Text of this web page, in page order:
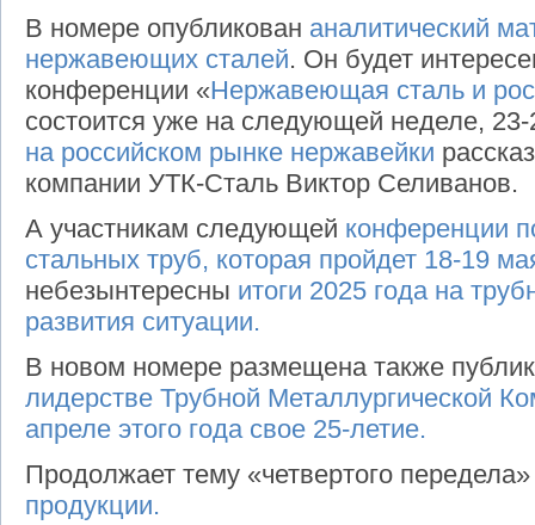
В номере опубликован аналитический
нержавеющих сталей. Он будет
конференции «Нержавеющая сталь и
состоится уже на следующей неделе,
на российском рынке нержавейки
компании УТК-Сталь Виктор Селиванов.
А участникам следующей конференции
стальных труб, которая пройдет 18-19
небезынтересны итоги 2025 года на
развития ситуации.
В новом номере размещена также
лидерстве Трубной Металлургической
апреле этого года свое 25-летие.
Продолжает тему «четвертого
продукции.